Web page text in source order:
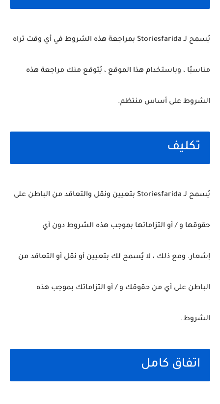
يُسمح لـ Storiesfarida بمراجعة هذه الشروط في أي وقت تراه
مناسبًا ، وباستخدام هذا الموقع ، يُتوقع منك مراجعة هذه
الشروط على أساس منتظم.
تكليف
يُسمح لـ Storiesfarida بتعيين ونقل والتعاقد من الباطن على
حقوقها و / أو التزاماتها بموجب هذه الشروط دون أي
إشعار. ومع ذلك ، لا يُسمح لك بتعيين أو نقل أو التعاقد من
الباطن على أي من حقوقك و / أو التزاماتك بموجب هذه
الشروط.
اتفاق كامل